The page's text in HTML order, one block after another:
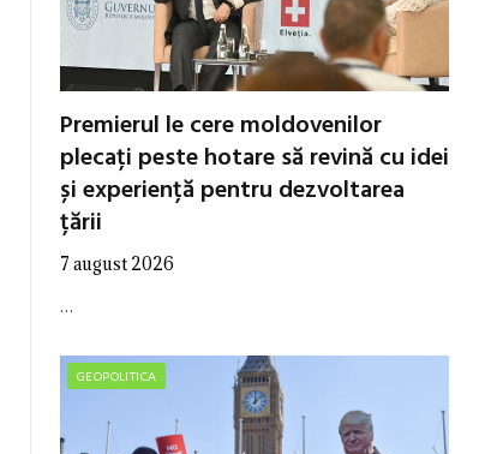
Premierul le cere moldovenilor
plecați peste hotare să revină cu idei
și experiență pentru dezvoltarea
țării
7 august 2026
…
GEOPOLITICA